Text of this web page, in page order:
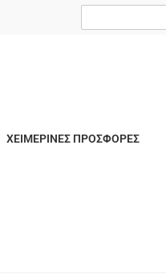
ΧΕΙΜΕΡΙΝΕΣ ΠΡΟΣΦΟΡΕΣ